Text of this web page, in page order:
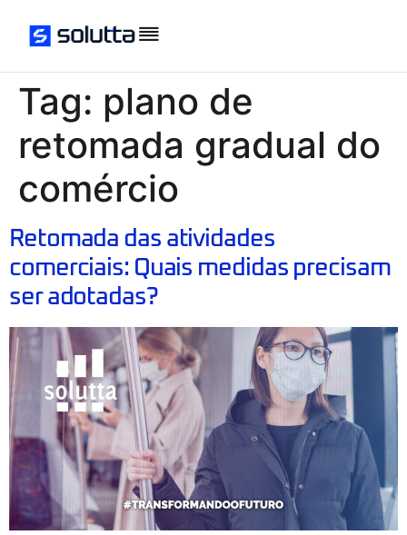
Tag: plano de
retomada gradual do
comércio
Retomada das atividades
comerciais: Quais medidas precisam
ser adotadas?